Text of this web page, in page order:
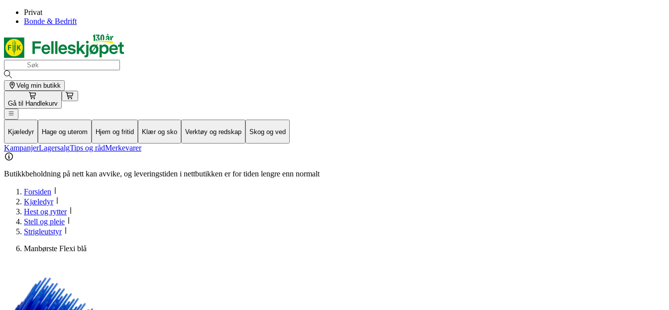
Privat
Bonde & Bedrift
Velg min butikk
Gå til Handlekurv
Kjæledyr Hage og uterom Hjem og fritid Klær og sko Verktøy og redskap Skog og ved
KampanjerLagersalgTips og rådMerkevarer
Butikkbeholdning på nett kan avvike, og leveringstiden i nettbutikken er for tiden lengre enn normalt
Forsiden
Kjæledyr
Hest og rytter
Stell og pleie
Strigleutstyr
Manbørste Flexi blå